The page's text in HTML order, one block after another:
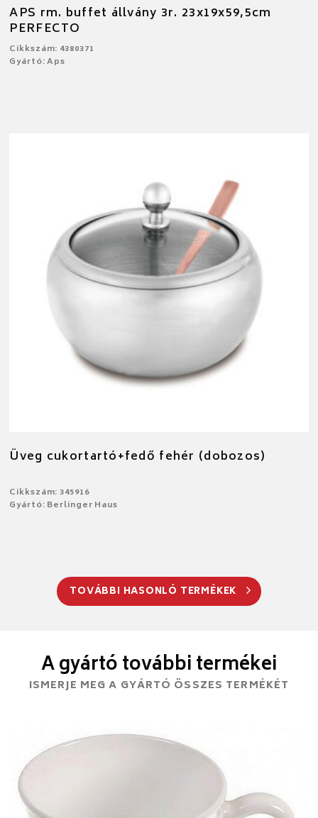
APS rm. buffet állvány 3r. 23x19x59,5cm
PERFECTO
Cikkszám: 4380371
Gyártó: Aps
Üveg cukortartó+fedő fehér (dobozos)
Cikkszám: 345916
Gyártó: Berlinger Haus
TOVÁBBI HASONLÓ TERMÉKEK
A gyártó további termékei
ISMERJE MEG A GYÁRTÓ ÖSSZES TERMÉKÉT